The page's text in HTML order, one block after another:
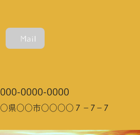
Mail
0000-0000
県○○市○○○○７－7－7